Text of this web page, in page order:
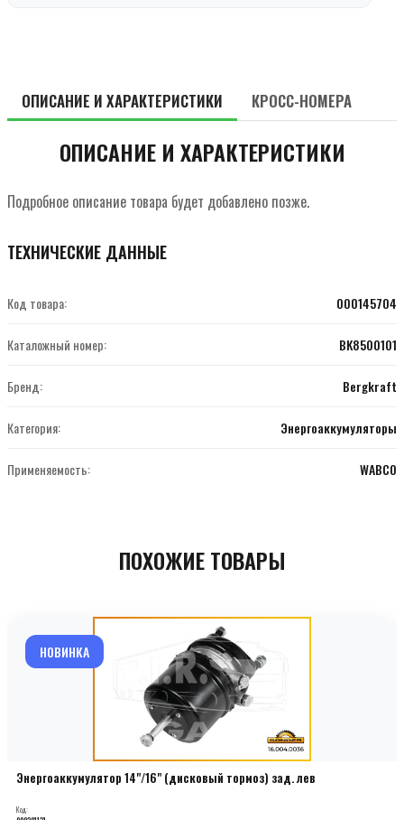
ОПИСАНИЕ И ХАРАКТЕРИСТИКИ КРОСС-НОМЕРА
ОПИСАНИЕ И ХАРАКТЕРИСТИКИ
Подробное описание товара будет добавлено позже.
ТЕХНИЧЕСКИЕ ДАННЫЕ
Код товара: 000145704
Каталожный номер: BK8500101
Бренд: Bergkraft
Категория: Энергоаккумуляторы
Применяемость: WABCO
ПОХОЖИЕ ТОВАРЫ
НОВИНКА
Энергоаккумулятор 14"/16" (дисковый тормоз) зад. лев
Код: